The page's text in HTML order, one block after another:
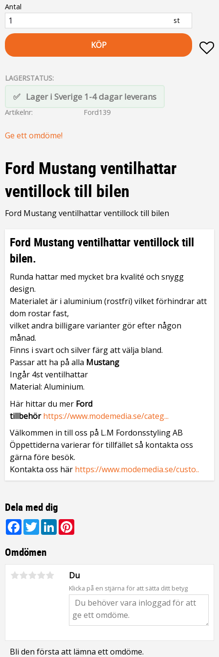
Antal
st
KÖP
LAGERSTATUS
Lager i Sverige 1-4 dagar leverans
Artikelnr Ford139
Ge ett omdöme!
Ford Mustang ventilhattar
ventillock till bilen
Ford Mustang ventilhattar ventillock till bilen
Ford Mustang ventilhattar ventillock till
bilen.
Runda hattar med mycket bra kvalité och snygg
design.
Materialet är i aluminium (rostfri) vilket förhindrar att
dom rostar fast,
vilket andra billigare varianter gör efter någon
månad.
Finns i svart och silver färg att välja bland.
Passar att ha på alla Mustang
Ingår 4st ventilhattar
Material: Aluminium.
Här hittar du mer Ford
tillbehörhttps://www.modemedia.se/categ...
Välkommen in till oss på L.M Fordonsstyling AB
Öppettiderna varierar för tillfället så kontakta oss
gärna före besök.
Kontakta oss här https://www.modemedia.se/custo..
Dela med dig
Facebook
TwitterLinkedIn
Omdömen
Du
Klicka på en stjärna för att sätta ditt betyg
Bli den första att lämna ett omdöme.